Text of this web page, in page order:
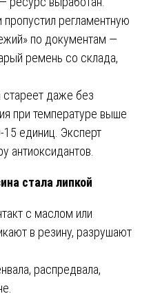
пропустил регламентную
по документам —
ремень со склада,
стареет даже без
при температуре выше
15 единиц. Эксперт
антиоксидантов.
стала липкой
с маслом или
в резину, разрушают
распредвала,